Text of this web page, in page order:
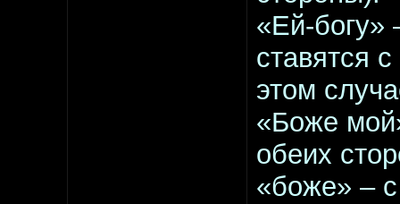
«Ей-богу»
ставятся
этом
«Боже
обеих
«боже» –